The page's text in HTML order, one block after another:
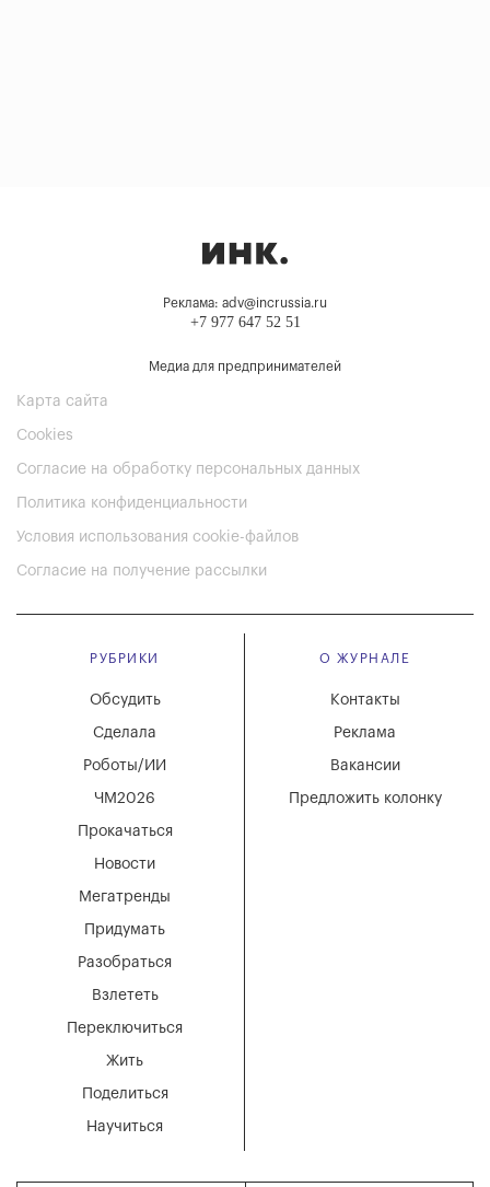
Реклама: adv@incrussia.ru
+7 977 647 52 51
Медиа для предпринимателей
Карта сайта
Cookies
Согласие на обработку персональных данных
Политика конфиденциальности
Условия использования cookie-файлов
Согласие на получение рассылки
РУБРИКИ
Мегатренды
Придумать
Разобраться
Взлететь
Новости
Переключиться
Жить
Поделиться
Научиться
Обсудить
Сделала
Роботы/ИИ
ЧМ2026
Прокачаться
О ЖУРНАЛЕ
Вакансии
Реклама
Контакты
Предложить колонку